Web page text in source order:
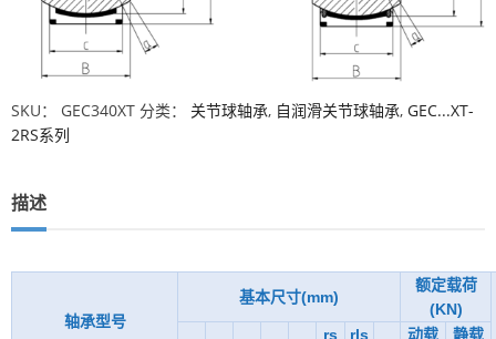
SKU： GEC340XT 分类： 关节球轴承, 自润滑关节球轴承, GEC...XT-
2RS系列
描述
轴承型号
基本尺寸(mm)
额定载荷
(KN)
rs
rls
动载
静载